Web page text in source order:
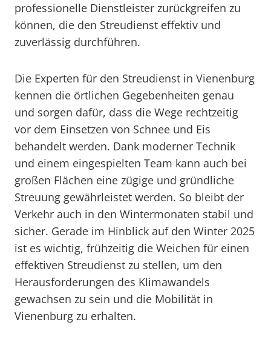
professionelle Dienstleister zurückgreifen zu
können, die den Streudienst effektiv und
zuverlässig durchführen.
Die Experten für den Streudienst in Vienenburg
kennen die örtlichen Gegebenheiten genau
und sorgen dafür, dass die Wege rechtzeitig
vor dem Einsetzen von Schnee und Eis
behandelt werden. Dank moderner Technik
und einem eingespielten Team kann auch bei
großen Flächen eine zügige und gründliche
Streuung gewährleistet werden. So bleibt der
Verkehr auch in den Wintermonaten stabil und
sicher. Gerade im Hinblick auf den Winter 2025
ist es wichtig, frühzeitig die Weichen für einen
effektiven Streudienst zu stellen, um den
Herausforderungen des Klimawandels
gewachsen zu sein und die Mobilität in
Vienenburg zu erhalten.